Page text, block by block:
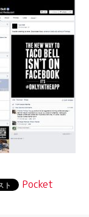
Pocket